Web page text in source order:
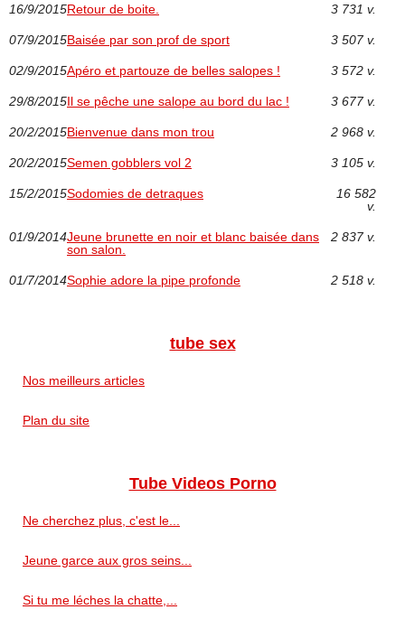
16/9/2015Retour de boite. 3 731 v.
07/9/2015Baisée par son prof de sport 3 507 v.
02/9/2015Apéro et partouze de belles salopes ! 3 572 v.
29/8/2015Il se pêche une salope au bord du lac ! 3 677 v.
20/2/2015Bienvenue dans mon trou 2 968 v.
20/2/2015Semen gobblers vol 2 3 105 v.
15/2/2015Sodomies de detraques
16 582
v.
01/9/2014Jeune brunette en noir et blanc baisée dans
son salon.
2 837 v.
01/7/2014Sophie adore la pipe profonde 2 518 v.
tube sex
Nos meilleurs articles
Plan du site
Tube Videos Porno
Ne cherchez plus, c'est le...
Jeune garce aux gros seins...
Si tu me léches la chatte,...